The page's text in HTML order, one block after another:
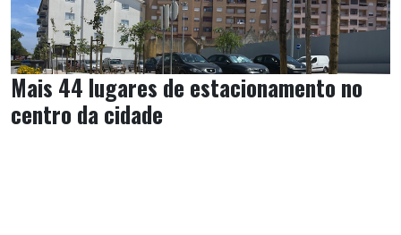
Mais 44 lugares de estacionamento no
centro da cidade